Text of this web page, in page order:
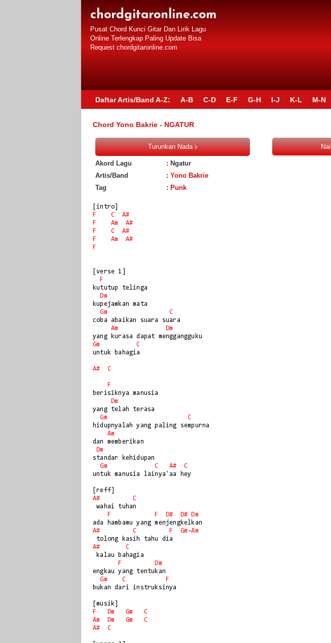
chordgitaronline.com
Pusat Chord Kunci Gitar Dan Lirik Lagu
Online Terlengkap Paling Update Bisa
Request chordgitaronline.com
Daftar Artis/Band A-Z: A-B C-D E-F G-H I-J K-L M-N
Chord Yono Bakrie - NGATUR
Akord Lagu
: Ngatur
Artis/Band
: Yono Bakrie
Tag
: Punk
F
C
A#
F
Am
A#
F
C
A#
F
Am
A#
F
[verse 1]
F
kututup telinga
Dm
kupejamkan mata
Gm
C
coba abaikan suara suara
Am
Dm
Gm
C
untuk bahagia
A# C
F
berisiknya manusia
Dm
yang telah terasa
Gm
C
hidupnyalah yang paling sempurna
Am
dan memberikan
Dm
standar kehidupan
Gm
C A#
C
untuk manusia lainya'aa hey
A#
C
wahai tuhan
F
F D# D#
Dm
A#
C F Gm -Am
A#
C
F
Dm
engkau yang tentukan
Gm
C
F
bukan dari instruksinya
F
Dm Gm
C
Am
Dm Gm
C
A#
C